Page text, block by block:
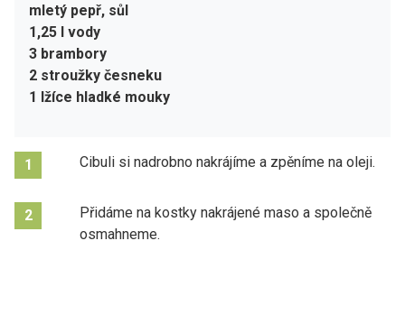
mletý pepř, sůl
1,25 l vody
3 brambory
2 stroužky česneku
1 lžíce hladké mouky
1 Cibuli si nadrobno nakrájíme a zpěníme na oleji.
2
Přidáme na kostky nakrájené maso a společně
osmahneme.